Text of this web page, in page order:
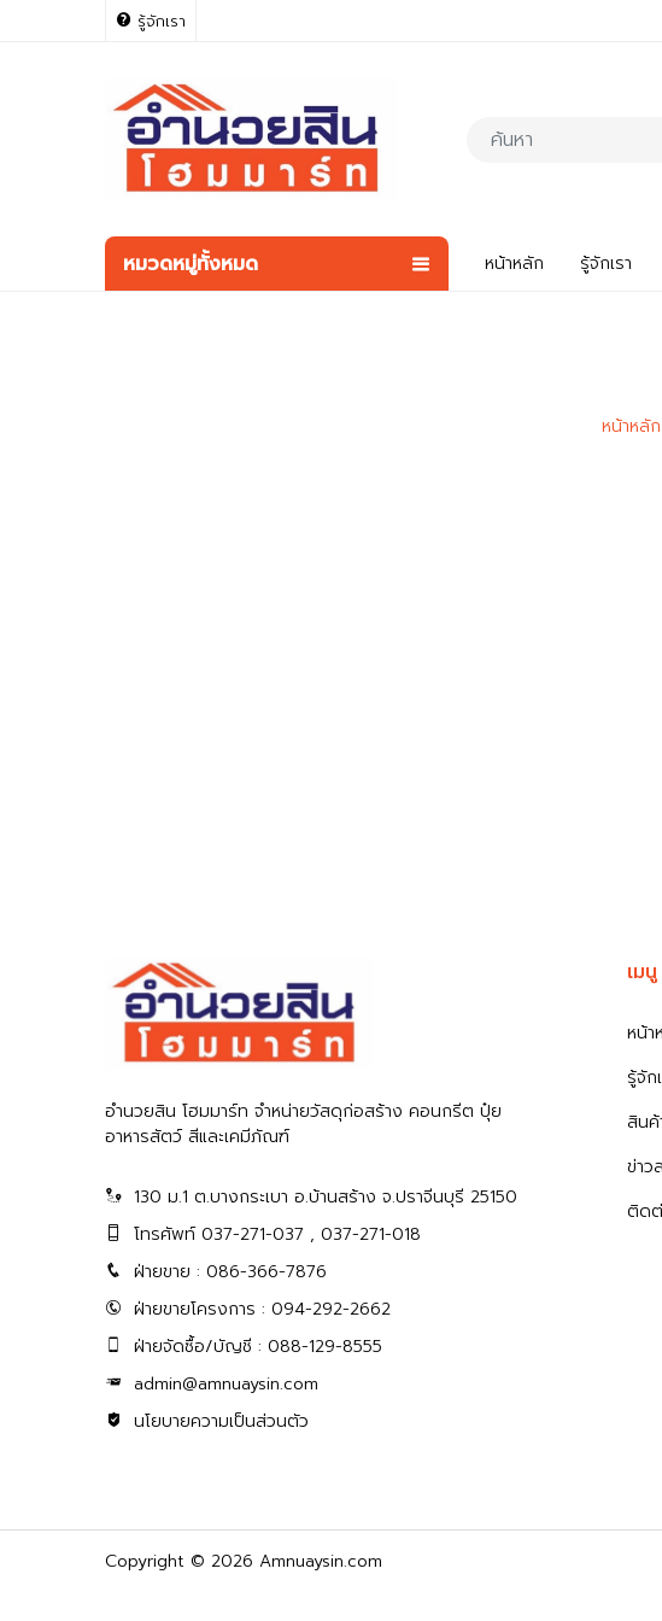
รู้จักเรา
หมวดหมู่ทั้งหมด หน้าหลัก รู้จักเรา
หน้าหลัก
อำนวยสิน โฮมมาร์ท จำหน่ายวัสดุก่อสร้าง คอนกรีต ปุ๋ย
อาหารสัตว์ สีและเคมีภัณฑ์
130 ม.1 ต.บางกระเบา อ.บ้านสร้าง จ.ปราจีนบุรี 25150
โทรศัพท์ 037-271-037 , 037-271-018
ฝ่ายขาย : 086-366-7876
ฝ่ายขายโครงการ : 094-292-2662
ฝ่ายจัดซื้อ/บัญชี : 088-129-8555
admin@amnuaysin.com
นโยบายความเป็นส่วนตัว
เมนู
หน้า
รู้จัก
สินค้
ข่าว
ติดต่
Copyright © 2026 Amnuaysin.com